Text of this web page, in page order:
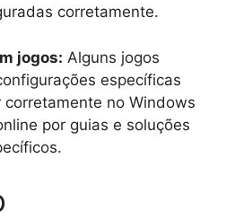
corretamente.
jogos: Alguns jogos
específicas
corretamente no Windows
por guias e soluções